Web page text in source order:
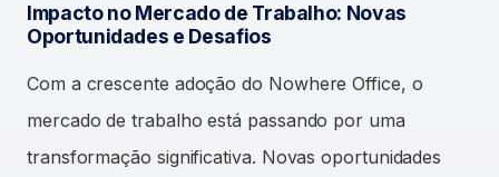
Impacto no Mercado de Trabalho: Novas
Oportunidades e Desafios
Com a crescente adoção do Nowhere Office, o
mercado de trabalho está passando por uma
transformação significativa. Novas oportunidades